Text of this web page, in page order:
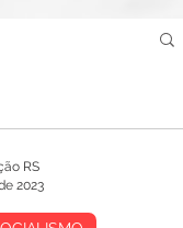
RS
2023